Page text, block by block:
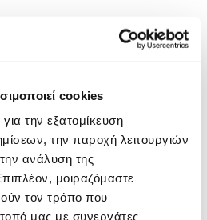
cookies
την εξατομίκευση
την παροχή λειτουργιών
ανάλυση της
μοιραζόμαστε
τον τρόπο που
μας με συνεργάτες